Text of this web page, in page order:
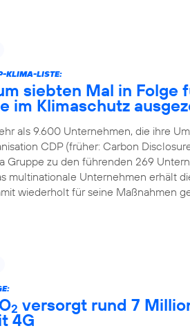
KLIMA-LISTE:
siebten Mal in Folge
im Klimaschutz
als 9.600 Unternehmen, die ihre
CDP (früher: Carbon
Gruppe zu den führenden 269
multinationale Unternehmen erhält
wiederholt für seine Maßnahmen
2 versorgt rund 7
4G